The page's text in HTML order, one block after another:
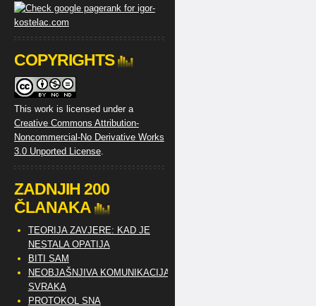
COPYRIGHTS
This work is licensed under a
Creative Commons Attribution-
Noncommercial-No Derivative Works
3.0 Unported License.
ZADNJIH 200
ČLANAKA
TEORIJA ZAVJERE: KAD JE
NESTALA OPATIJA
BITI SAM
NEOBJAŠNJIVA KOMUNIKACIJA
SVRAKA
PROTOKOL SNA